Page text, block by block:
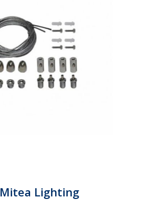
Lighting